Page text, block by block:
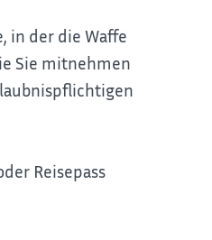
in der die Waffe
Sie mitnehmen
Reisepass